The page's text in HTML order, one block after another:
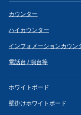
カウンター
ハイカウンター
インフォメーションカウン
電話台 / 演台等
ホワイトボード
壁掛けホワイトボード